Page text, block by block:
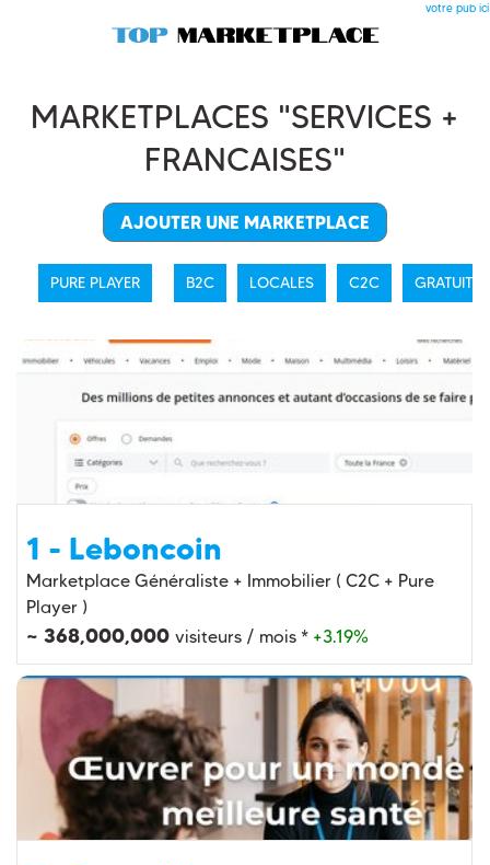
votre pub ici
MARKETPLACES "SERVICES +
FRANCAISES"
AJOUTER UNE MARKETPLACE
PURE PLAYER B2C LOCALES C2C GRATUITES
1 - Leboncoin
Marketplace Généraliste + Immobilier ( C2C + Pure
Player )
~ 368,000,000 visiteurs / mois * +3.19%